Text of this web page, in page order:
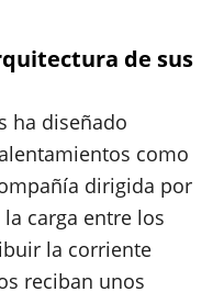
de sus
ha diseñado
como
dirigida por
carga entre los
la corriente
reciban unos